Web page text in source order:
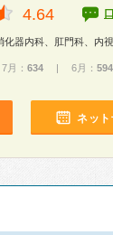
4.64
化器内科、肛門科、内
： 634 | 6月： 594
ネット